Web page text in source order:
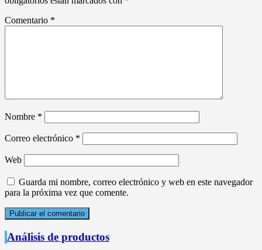
Comentario *
Nombre *
Correo electrónico *
Web
Guarda mi nombre, correo electrónico y web en este navegador
para la próxima vez que comente.
Análisis de productos